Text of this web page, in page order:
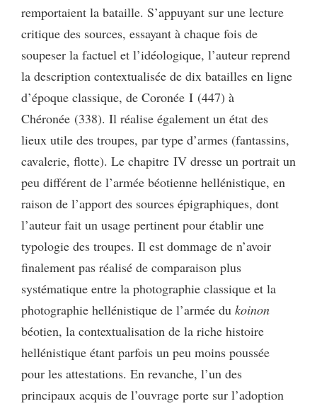
remportaient la bataille. S’appuyant sur une lecture
critique des sources, essayant à chaque fois de
soupeser la factuel et l’idéologique, l’auteur reprend
la description contextualisée de dix batailles en ligne
d’époque classique, de Coronée I (447) à
Chéronée (338). Il réalise également un état des
lieux utile des troupes, par type d’armes (fantassins,
cavalerie, flotte). Le chapitre IV dresse un portrait un
peu différent de l’armée béotienne hellénistique, en
raison de l’apport des sources épigraphiques, dont
l’auteur fait un usage pertinent pour établir une
typologie des troupes. Il est dommage de n’avoir
finalement pas réalisé de comparaison plus
systématique entre la photographie classique et la
photographie hellénistique de l’armée du koinon
béotien, la contextualisation de la riche histoire
hellénistique étant parfois un peu moins poussée
pour les attestations. En revanche, l’un des
principaux acquis de l’ouvrage porte sur l’adoption